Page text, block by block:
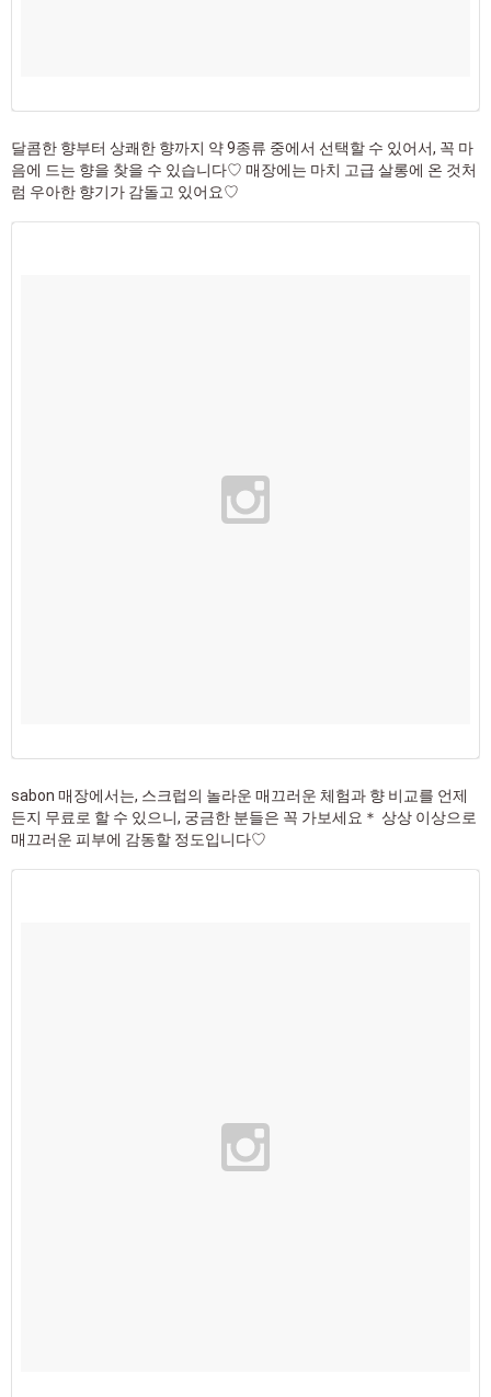
달콤한 향부터 상쾌한 향까지 약 9종류 중에서 선택할 수 있어서, 꼭 마
음에 드는 향을 찾을 수 있습니다♡ 매장에는 마치 고급 살롱에 온 것처
럼 우아한 향기가 감돌고 있어요♡
sabon 매장에서는, 스크럽의 놀라운 매끄러운 체험과 향 비교를 언제
든지 무료로 할 수 있으니, 궁금한 분들은 꼭 가보세요＊ 상상 이상으로
매끄러운 피부에 감동할 정도입니다♡